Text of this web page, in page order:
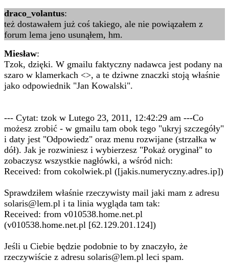
draco_volantus:
też dostawałem już coś takiego, ale nie powiązałem z
forum lema jeno usunąłem, hm.
Miesław:
Tzok, dzięki. W gmailu faktyczny nadawca jest podany na
szaro w klamerkach <>, a te dziwne znaczki stoją właśnie
jako odpowiednik "Jan Kowalski".
--- Cytat: tzok w Lutego 23, 2011, 12:42:29 am ---Co
możesz zrobić - w gmailu tam obok tego "ukryj szczegóły"
i daty jest "Odpowiedz" oraz menu rozwijane (strzałka w
dół). Jak je rozwiniesz i wybierzesz "Pokaż oryginał" to
zobaczysz wszystkie nagłówki, a wśród nich:
Received: from cokolwiek.pl ([jakis.numeryczny.adres.ip])
Sprawdziłem właśnie rzeczywisty mail jaki mam z adresu
solaris@lem.pl i ta linia wygląda tam tak:
Received: from v010538.home.net.pl
(v010538.home.net.pl [62.129.201.124])
Jeśli u Ciebie będzie podobnie to by znaczyło, że
rzeczywiście z adresu solaris@lem.pl leci spam.